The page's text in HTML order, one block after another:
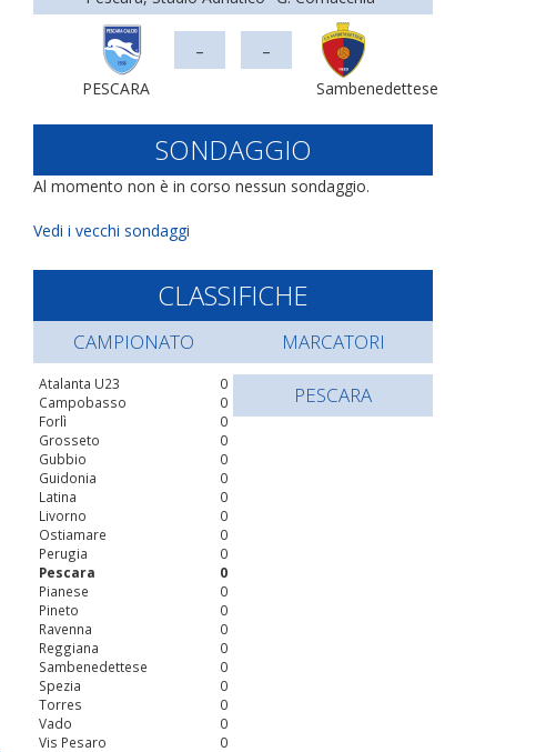
PESCARA
- -
Sambenedettese
SONDAGGIO
Al momento non è in corso nessun sondaggio.
Vedi i vecchi sondaggi
CLASSIFICHE
CAMPIONATO
0
Atalanta U23
0
Campobasso
0
Forlì
0
Grosseto
0
Gubbio
0
Guidonia
0
Latina
0
Livorno
0
Ostiamare
0
Perugia
0
Pescara
0
Pianese
0
Pineto
0
Ravenna
0
Reggiana
0
Sambenedettese
0
Spezia
0
Torres
0
Vado
0
Vis Pesaro
MARCATORI
PESCARA